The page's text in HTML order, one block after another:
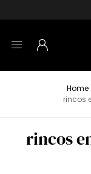
Home
rincos
rincos